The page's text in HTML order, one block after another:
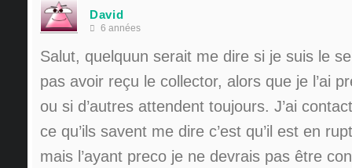
David
6 années
Salut, quelquun serait me dire si je suis le
pas avoir reçu le collector, alors que je l’ai
ou si d’autres attendent toujours. J’ai
ce qu’ils savent me dire c’est qu’il est en
mais l’ayant preco je ne devrais pas être